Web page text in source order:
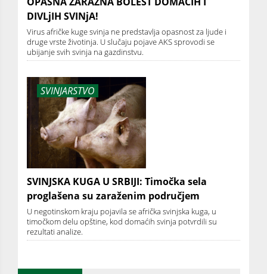
DIVLjIH SVINjA!
Virus afričke kuge svinja ne predstavlja opasnost za ljude i
druge vrste životinja. U slučaju pojave AKS sprovodi se
ubijanje svih svinja na gazdinstvu.
SVINJARSTVO
SVINJSKA KUGA U SRBIJI: Timočka sela
proglašena su zaraženim područjem
U negotinskom kraju pojavila se afrička svinjska kuga, u
timočkom delu opštine, kod domaćih svinja potvrdili su
rezultati analize.